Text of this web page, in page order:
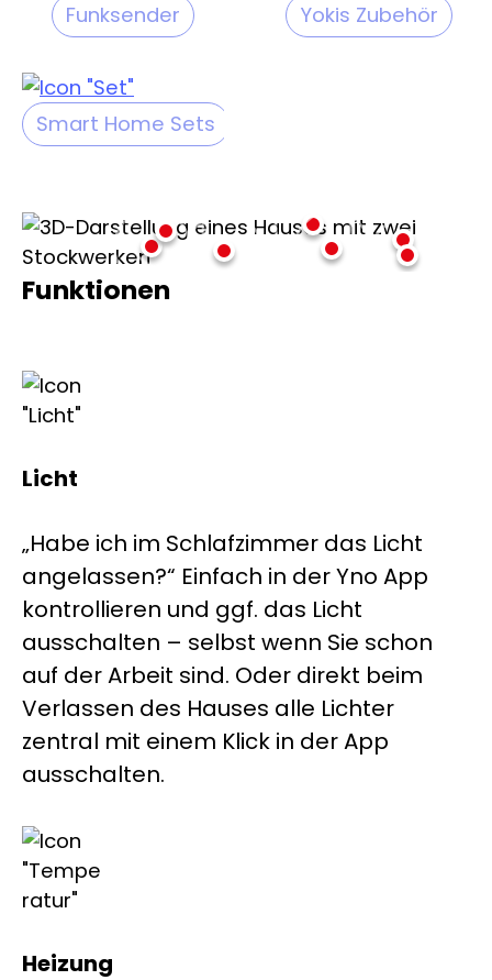
Funksender Yokis Zubehör
Smart Home Sets
Funktionen
Licht
„Habe ich im Schlafzimmer das Licht
angelassen?“ Einfach in der Yno App
kontrollieren und ggf. das Licht
ausschalten – selbst wenn Sie schon
auf der Arbeit sind. Oder direkt beim
Verlassen des Hauses alle Lichter
zentral mit einem Klick in der App
ausschalten.
Heizung